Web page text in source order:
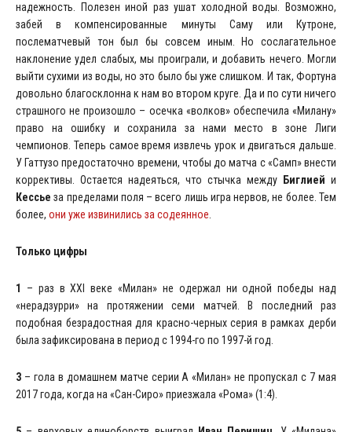
надежность. Полезен иной раз ушат холодной воды. Возможно,
забей в компенсированные минуты Саму или Кутроне,
послематчевый тон был бы совсем иным. Но сослагательное
наклонение удел слабых, мы проиграли, и добавить нечего. Могли
выйти сухими из воды, но это было бы уже слишком. И так, Фортуна
довольно благосклонна к нам во втором круге. Да и по сути ничего
страшного не произошло – осечка «волков» обеспечила «Милану»
право на ошибку и сохранила за нами место в зоне Лиги
чемпионов. Теперь самое время извлечь урок и двигаться дальше.
У Гаттузо предостаточно времени, чтобы до матча с «Самп» внести
коррективы. Остается надеяться, что стычка между
Биглией и
Кессье за пределами поля – всего лишь игра нервов, не более. Тем
более, они уже извинились за содеянное.
Только цифры
1
– раз в XXI веке «Милан» не одержал ни одной победы над
«нерадзурри» на протяжении семи матчей. В последний раз
подобная безрадостная для красно-черных серия в рамках дерби
была зафиксирована в период с 1994-го по 1997-й год.
3 – гола в домашнем матче серии А «Милан» не пропускал с 7 мая
2017 года, когда на «Сан-Сиро» приезжала «Рома» (1:4).